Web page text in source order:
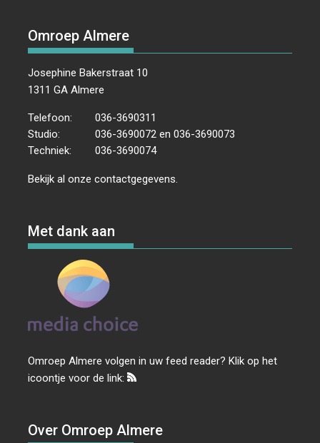
Omroep Almere
Josephine Bakerstraat 10
1311 GA Almere
Telefoon:
036-3690311
Studio:
036-3690072 en 036-3690073
Techniek:
036-3690074
Bekijk al onzecontactgegevens
Met dank aan
Omroep Almere volgen in uw feed reader? Klik op het
icoontje voor de link:
Over Omroep Almere